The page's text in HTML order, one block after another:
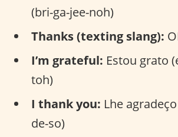
(bri-ga-jee-noh)
Thanks (texting slang):
I’m grateful: Estou grato
toh)
I thank you: Lhe
de-so)